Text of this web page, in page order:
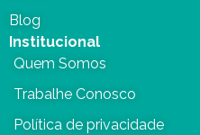
Blog
Institucional
Quem Somos
Trabalhe Conosco
Política de privacidade